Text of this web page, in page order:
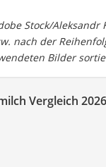
Vergleich